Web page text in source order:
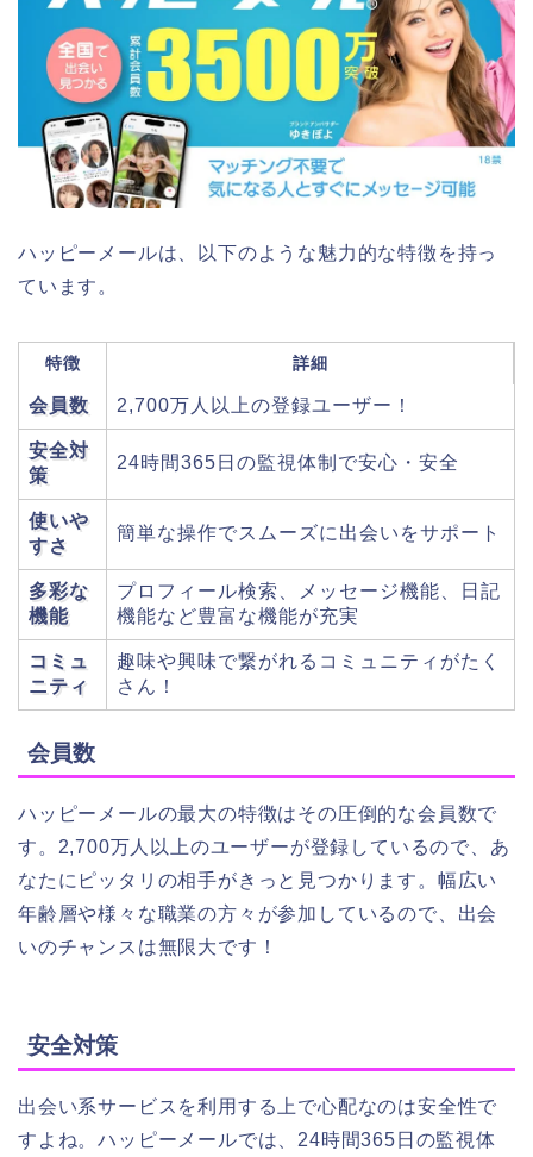
ハッピーメールは、以下のような魅力的な特徴を持っ
ています。
特徴 詳細
会員数 2,700万人以上の登録ユーザー！
安全対
策
24時間365日の監視体制で安心・安全
使いや
すさ
簡単な操作でスムーズに出会いをサポート
多彩な
機能
プロフィール検索、メッセージ機能、日記
機能など豊富な機能が充実
コミュ
ニティ
趣味や興味で繋がれるコミュニティがたく
さん！
会員数
ハッピーメールの最大の特徴はその圧倒的な会員数で
す。2,700万人以上のユーザーが登録しているので、あ
なたにピッタリの相手がきっと見つかります。幅広い
年齢層や様々な職業の方々が参加しているので、出会
いのチャンスは無限大です！
安全対策
出会い系サービスを利用する上で心配なのは安全性で
すよね。ハッピーメールでは、24時間365日の監視体